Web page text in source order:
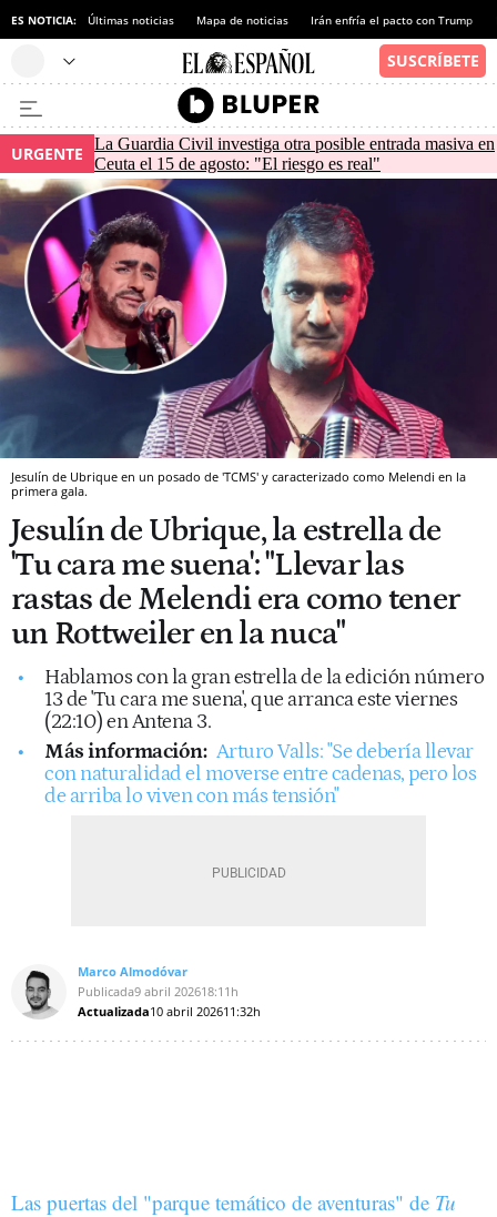
ES NOTICIA: Últimas noticias Mapa de noticias Irán enfría el pacto con Trump
URGENTE
La Guardia Civil investiga otra posible entrada masiva en
Ceuta el 15 de agosto: "El riesgo es real"
Jesulín de Ubrique en un posado de 'TCMS' y caracterizado como Melendi en la
primera gala.
Jesulín de Ubrique, la estrella de
'Tu cara me suena': "Llevar las
rastas de Melendi era como tener
un Rottweiler en la nuca"
Hablamos con la gran estrella de la edición número
13 de 'Tu cara me suena', que arranca este viernes
(22:10) en Antena 3.
Más información: Arturo Valls: "Se debería llevar
con naturalidad el moverse entre cadenas, pero los
de arriba lo viven con más tensión"
Marco Almodóvar
Publicada9 abril 202618:11h
Actualizada10 abril 202611:32h
Las puertas del "parque temático de aventuras" de Tu